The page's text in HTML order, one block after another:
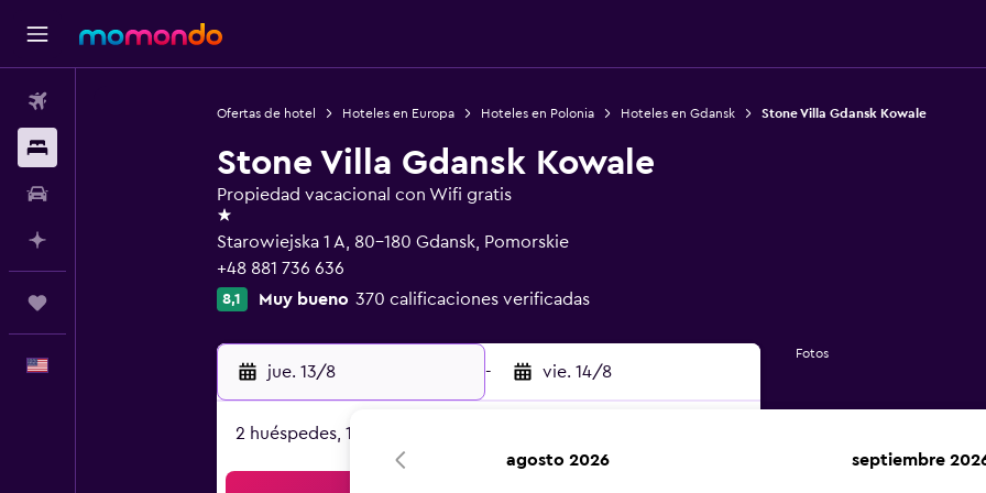
Ofertas de hotel Hoteles en Europa Hoteles en Polonia Hoteles en Gdansk Stone Villa Gdansk Kowale
Stone Villa Gdansk Kowale
Propiedad vacacional con Wifi gratis
1 estrella
Starowiejska 1 A, 80-180 Gdansk, Pomorskie
+48 881 736 636
8,1 Muy bueno 370 calificaciones verificadas
jue. 13/8 - vie. 14/8
2 huéspedes, 1 habitación
Fotos
agosto 2026 septiembre